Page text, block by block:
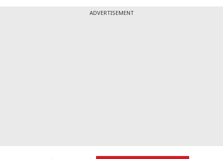
ADVERTISEMENT